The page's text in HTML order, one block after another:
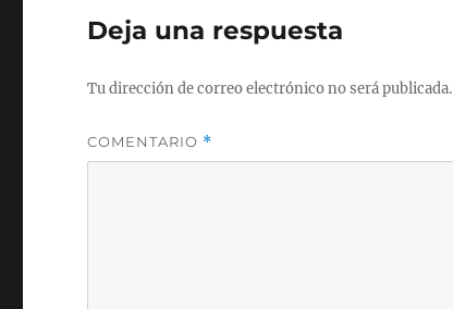
Deja una respuesta
Tu dirección de correo electrónico no será publicada.
COMENTARIO *